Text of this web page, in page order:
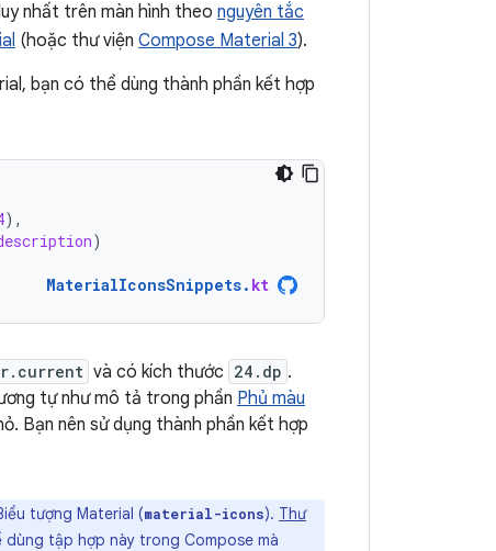
nhất trên màn hình theo nguyên tắc
(hoặc thư viện Compose Material 3).
bạn có thể dùng thành phần kết hợp
),
)
MaterialIconsSnippets. kt
và có kích thước 24.dp .
tự như mô tả trong phần Phủ màu
Bạn nên sử dụng thành phần kết hợp
tượng Material (material-icons). Thư
tập hợp này trong Compose mà